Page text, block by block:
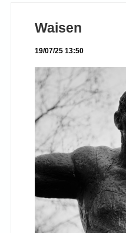
Waisen
19/07/25 13:50